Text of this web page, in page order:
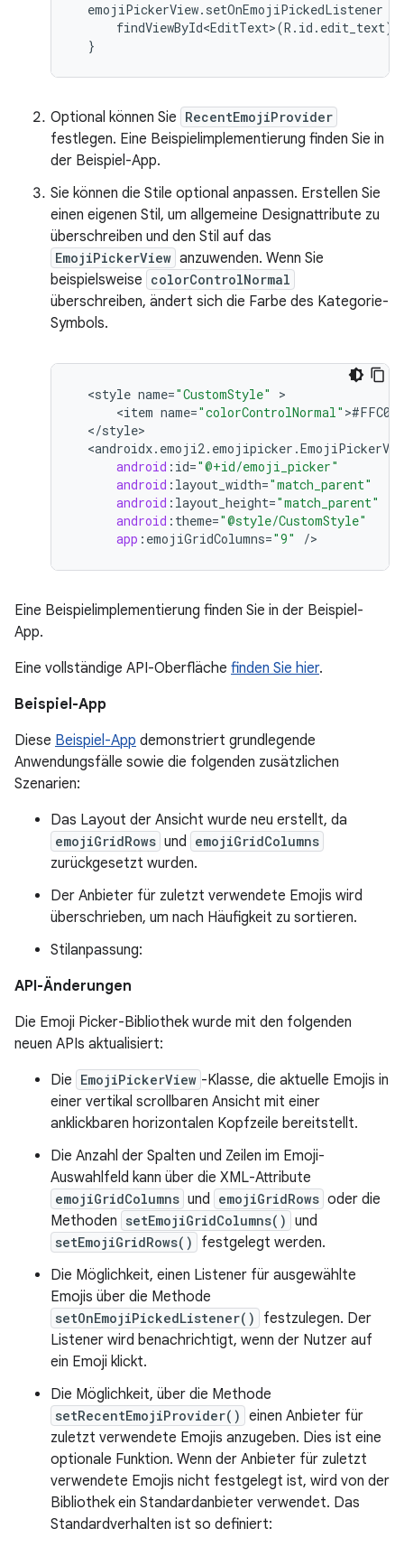
  emojiPickerView.setOnEmojiPickedListener {
Optional können Sie RecentEmojiProvider
festlegen. Eine Beispielimplementierung finden Sie in
der Beispiel-App.
Sie können die Stile optional anpassen. Erstellen Sie
einen eigenen Stil, um allgemeine Designattribute zu
überschreiben und den Stil auf das
EmojiPickerView anzuwenden. Wenn Sie
beispielsweise colorControlNormal
überschreiben, ändert sich die Farbe des Kategorie-
Symbols.
<style name="CustomStyle"
<item name="colorControlNormal" >#FFC0CB
</style
<androidx. emoji2. emojipicker .
android : id="@+id/emoji_picker"
android : layout_width="match_parent"
android : layout_height="match_parent"
android : theme="@style/CustomStyle"
app : emojiGridColumns="9" /
Eine Beispielimplementierung finden Sie in der Beispiel-
App.
Eine vollständige API-Oberfläche finden Sie hier.
Beispiel-App
Diese Beispiel-App demonstriert grundlegende
Anwendungsfälle sowie die folgenden zusätzlichen
Szenarien:
Das Layout der Ansicht wurde neu erstellt, da
emojiGridRows und emojiGridColumns
zurückgesetzt wurden.
Der Anbieter für zuletzt verwendete Emojis wird
überschrieben, um nach Häufigkeit zu sortieren.
Stilanpassung:
API-Änderungen
Die Emoji Picker-Bibliothek wurde mit den folgenden
neuen APIs aktualisiert:
Die EmojiPickerView -Klasse, die aktuelle Emojis in
einer vertikal scrollbaren Ansicht mit einer
anklickbaren horizontalen Kopfzeile bereitstellt.
Die Anzahl der Spalten und Zeilen im Emoji-
Auswahlfeld kann über die XML-Attribute
emojiGridColumns und emojiGridRows oder die
Methoden setEmojiGridColumns() und
setEmojiGridRows()
festgelegt werden.
Die Möglichkeit, einen Listener für ausgewählte
Emojis über die Methode
setOnEmojiPickedListener()
festzulegen. Der
Listener wird benachrichtigt, wenn der Nutzer auf
ein Emoji klickt.
Die Möglichkeit, über die Methode
setRecentEmojiProvider() einen Anbieter für
zuletzt verwendete Emojis anzugeben. Dies ist eine
optionale Funktion. Wenn der Anbieter für zuletzt
verwendete Emojis nicht festgelegt ist, wird von der
Bibliothek ein Standardanbieter verwendet. Das
Standardverhalten ist so definiert: